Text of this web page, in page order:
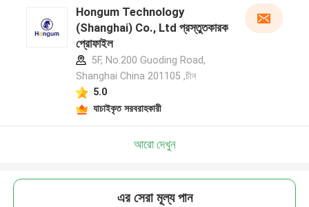
Hongum Technology
(Shanghai) Co., Ltd প্রস্তুতকারক
প্রোফাইল
5F, No.200 Guoding Road,
Shanghai China 201105 ,চীন
5.0
যাচাইকৃত সরবরাহকারী
আরো দেখুন
এর সেরা মূল্য পান